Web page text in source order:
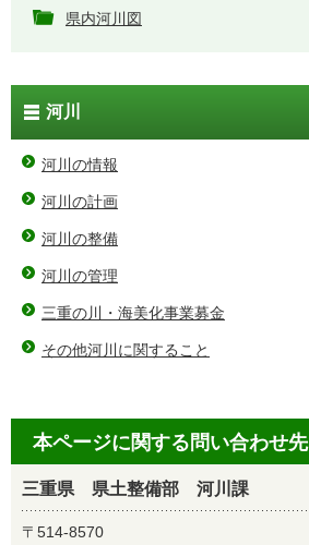
県内河川図
河川
河川の情報
河川の計画
河川の整備
河川の管理
三重の川・海美化事業募金
その他河川に関すること
本ページに関する問い合わせ先
三重県 県土整備部 河川課
〒514-8570